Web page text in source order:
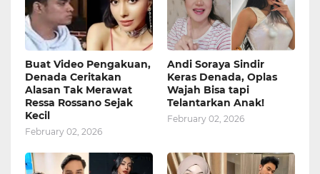
Buat Video Pengakuan,
Denada Ceritakan
Alasan Tak Merawat
Ressa Rossano Sejak
Kecil
February 02, 2026
Andi Soraya Sindir
Keras Denada, Oplas
Wajah Bisa tapi
Telantarkan Anak!
February 02, 2026